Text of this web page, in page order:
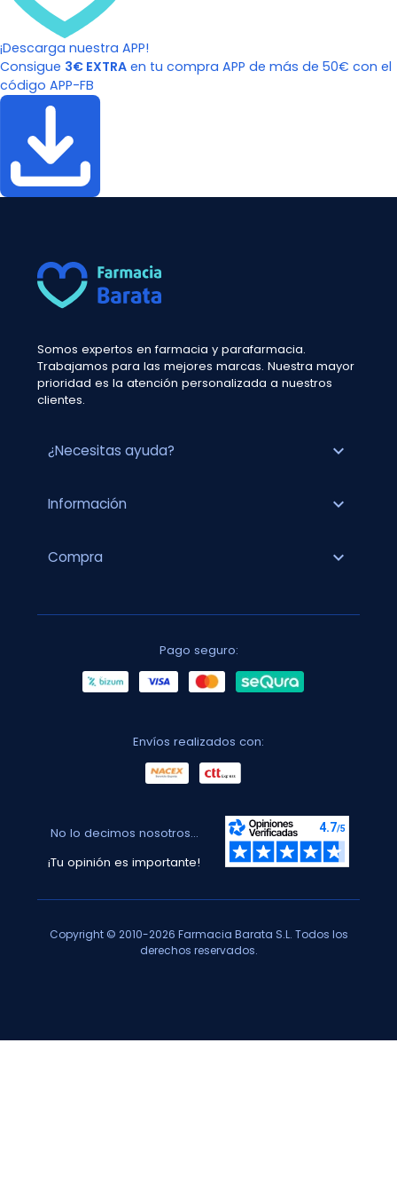
¡Descarga nuestra APP!
Consigue 3€ EXTRA en tu compra APP de más de 50€ con el
código APP-FB
Somos expertos en farmacia y parafarmacia.
Trabajamos para las mejores marcas. Nuestra mayor
prioridad es la atención personalizada a nuestros
clientes.
¿Necesitas ayuda? expand_more
Información expand_more
Compra expand_more
Pago seguro:
Envíos realizados con:
No lo decimos nosotros...
¡Tu opinión es importante!
Copyright © 2010-2026 Farmacia Barata S.L. Todos los
derechos reservados.